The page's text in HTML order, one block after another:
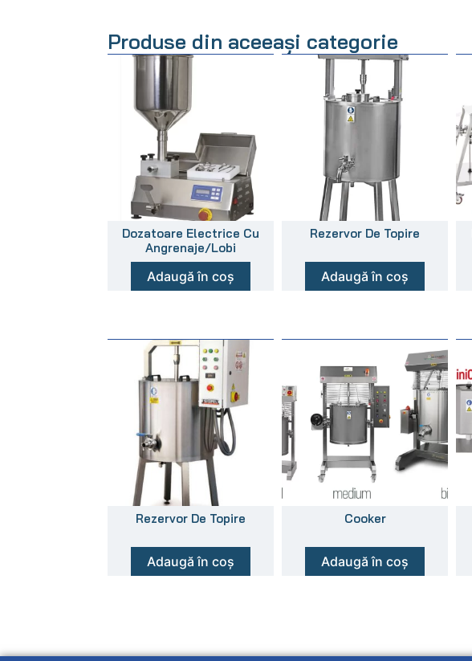
Produse din aceeași categorie
Dozatoare Electrice Cu
Angrenaje/Lobi
Adaugă în coș
Rezervor De Topire
Adaugă în coș
Rezervor De Topire
Adaugă în coș
Cooker
Adaugă în coș